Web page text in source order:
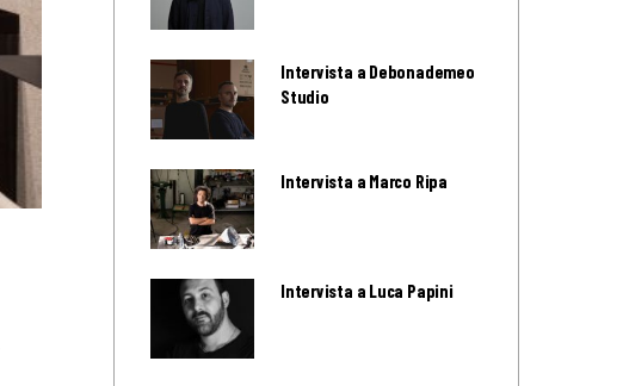
Intervista a Debonademeo
Studio
Intervista a Marco Ripa
Intervista a Luca Papini